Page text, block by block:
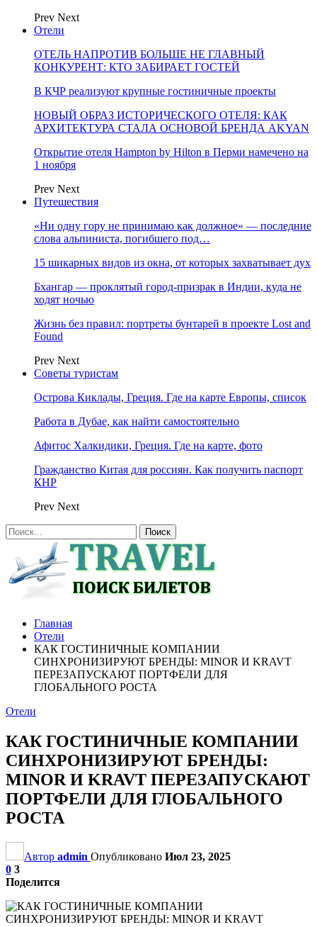
Prev Next
Отели
ОТЕЛЬ НАПРОТИВ БОЛЬШЕ НЕ ГЛАВНЫЙ
КОНКУРЕНТ: КТО ЗАБИРАЕТ ГОСТЕЙ
В КЧР реализуют крупные гостиничные проекты
НОВЫЙ ОБРАЗ ИСТОРИЧЕСКОГО ОТЕЛЯ: КАК
АРХИТЕКТУРА СТАЛА ОСНОВОЙ БРЕНДА AKYAN
Открытие отеля Hampton by Hilton в Перми намечено на
1 ноября
Prev Next
Путешествия
«Ни одну гору не принимаю как должное» — последние
слова альпиниста, погибшего под…
15 шикарных видов из окна, от которых захватывает дух
Бхангар — проклятый город-призрак в Индии, куда не
ходят ночью
Жизнь без правил: портреты бунтарей в проекте Lost and
Found
Prev Next
Советы туристам
Острова Киклады, Греция. Где на карте Европы, список
Работа в Дубае, как найти самостоятельно
Афитос Халкидики, Греция. Где на карте, фото
Гражданство Китая для россиян. Как получить паспорт
КНР
Prev Next
Главная
Отели
КАК ГОСТИНИЧНЫЕ КОМПАНИИ
СИНХРОНИЗИРУЮТ БРЕНДЫ: MINOR И KRAVT
ПЕРЕЗАПУСКАЮТ ПОРТФЕЛИ ДЛЯ
ГЛОБАЛЬНОГО РОСТА
Отели
КАК ГОСТИНИЧНЫЕ КОМПАНИИ
СИНХРОНИЗИРУЮТ БРЕНДЫ:
MINOR И KRAVT ПЕРЕЗАПУСКАЮТ
ПОРТФЕЛИ ДЛЯ ГЛОБАЛЬНОГО
РОСТА
Автор admin Опубликовано Июл 23, 2025
0 3
Поделится